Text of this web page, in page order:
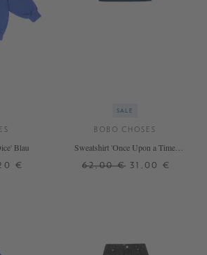
Blau
€
SALE
BOBO CHOSES
Sweatshirt 'Once Upon a Time'
62,00 € 31,00 €